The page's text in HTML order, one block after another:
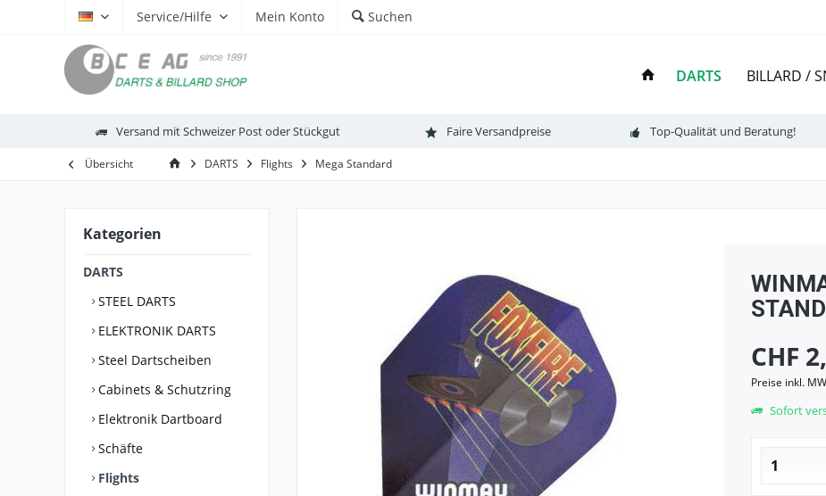
Service/Hilfe Mein Konto Suchen
DARTS BILLARD /
Versand mit Schweizer Post oder Stückgut Faire Versandpreise Top-Qualität und Beratung!
Übersicht DARTS Flights Mega Standard
Kategorien
DARTS
STEEL DARTS
ELEKTRONIK DARTS
Steel Dartscheiben
Cabinets & Schutzring
Elektronik Dartboard
Schäfte
Flights
CHF
Preise inkl.
Sofort